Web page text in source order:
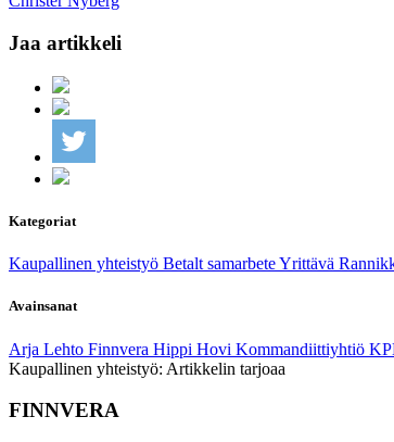
Jaa artikkeli
Kategoriat
Kaupallinen yhteistyö Betalt samarbeteYrittävä
Avainsanat
Arja Lehto Finnvera Hippi Hovi Kommandiittiyhtiö
Kaupallinen yhteistyö: Artikkelin tarjoaa
FINNVERA